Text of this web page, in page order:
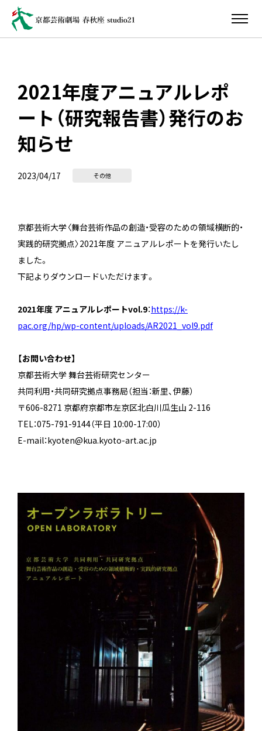
2021年度アニュアルレポ
ート（研究報告書）発行のお
知らせ
2023/04/17 その他
京都芸術大学〈舞台芸術作品の創造・受容のための領域横断的・
実践的研究拠点〉2021年度 アニュアルレポートを発行いたし
ました。
下記よりダウンロードいただけます。
2021年度 アニュアルレポートvol.9：https://k-
pac.org/hp/wp-content/uploads/AR2021_vol9.pdf
【お問い合わせ】
京都芸術大学 舞台芸術研究センター
共同利用・共同研究拠点事務局（担当：新里、伊藤）
〒606-8271 京都府京都市左京区北白川瓜生山 2-116
TEL：075-791-9144（平日 10:00-17:00）
E-mail：kyoten@kua.kyoto-art.ac.jp